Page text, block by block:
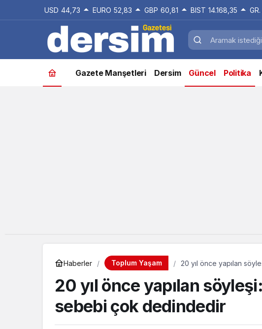
USD 44,73 EURO 52,83 GBP 60,81 BIST 14.168,35
Gazete Manşetleri Dersim Güncel Politika
Haberler Toplum Yaşam 20 yıl önce yapılan
20 yıl önce yapılan söyleşi:
sebebi çok dedindedir